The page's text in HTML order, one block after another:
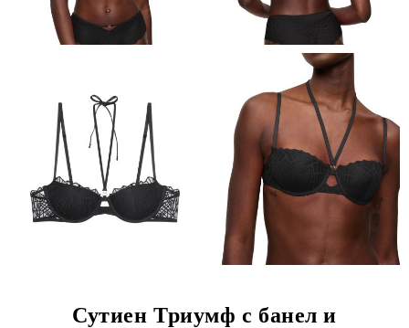
Сутиен Триумф с банел и